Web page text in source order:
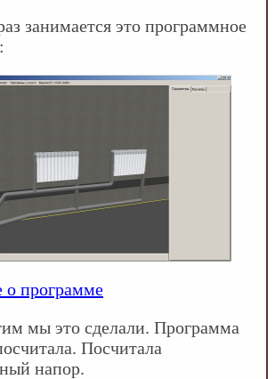
занимается это программное
о программе
мы это сделали. Программа
Посчитала
напор.